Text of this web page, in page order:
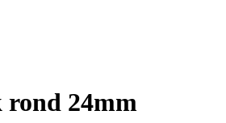
rond 24mm